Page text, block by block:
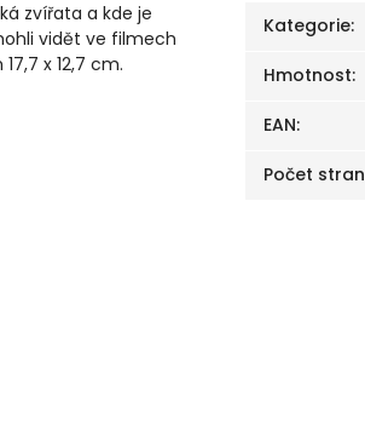
zvířata a kde je
vidět ve filmech
x 12,7 cm.
Kategorie:
Hmotnost:
EAN:
Počet stran